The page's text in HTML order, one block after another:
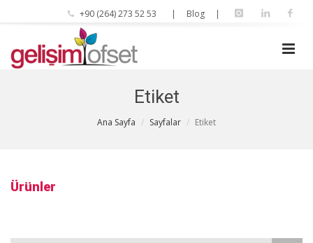
+90 (264) 273 52 53 | Blog |
Etiket
Ana Sayfa Sayfalar Etiket
Ürünler